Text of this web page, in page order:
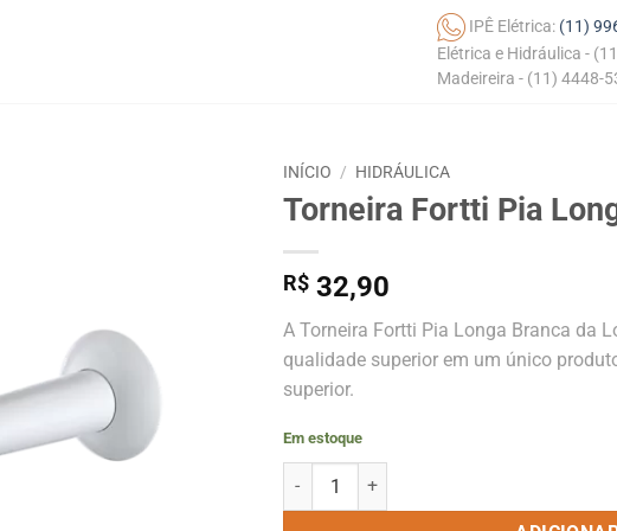
IPÊ Elétrica: (11)
Elétrica e Hidráulica -
Madeireira - (11) 4448-
INÍCIO / HIDRÁULICA
Torneira Fortti Pia
R$ 32,90
A Torneira Fortti Pia Longa Branca da
qualidade superior em um único
superior.
Em estoque
Torneira Fortti Pia Longa 1132 F34 Br